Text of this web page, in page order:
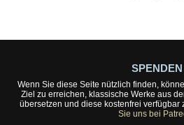
SPENDEN
Wenn Sie diese Seite nützlich finden,
Ziel zu erreichen, klassische Werke aus
übersetzen und diese kostenfrei verfügbar
Sie uns bei